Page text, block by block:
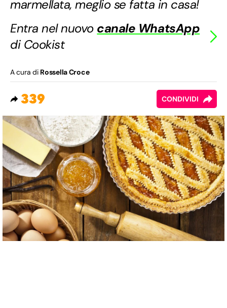
marmellata, meglio se fatta in casa!
Entra nel nuovo canale WhatsApp
di Cookist
A cura di Rossella Croce
339 CONDIVIDI